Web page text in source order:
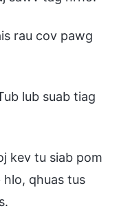
rau cov pawg
lub suab tiag
kev tu siab pom
qhuas tus